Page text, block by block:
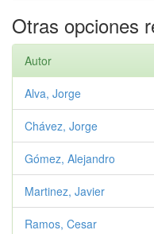
Otras opciones
Autor
Alva, Jorge
Chávez, Jorge
Gómez, Alejandro
Martinez, Javier
Ramos, Cesar